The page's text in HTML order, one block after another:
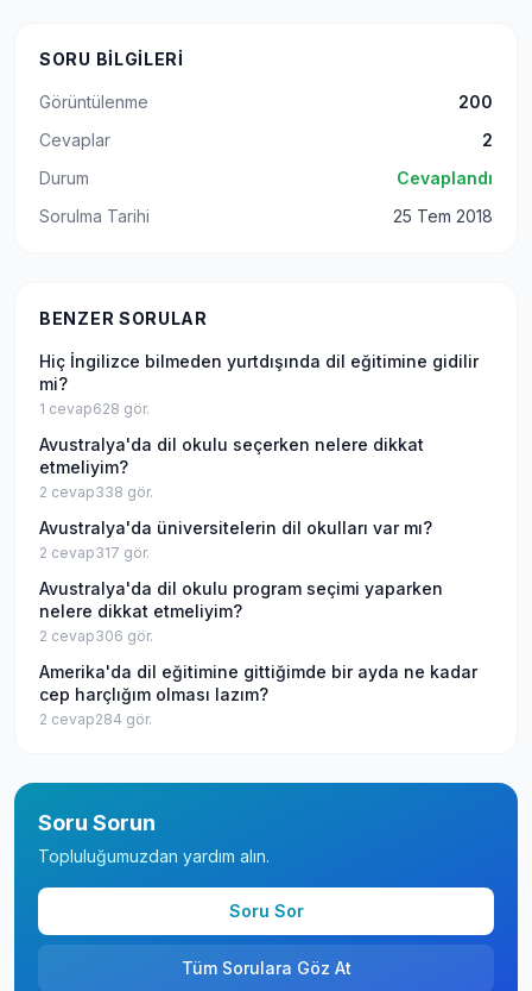
SORU BILGILERI
Görüntülenme
200
Cevaplar
2
Durum
Cevaplandı
Sorulma Tarihi
25 Tem 2018
BENZER SORULAR
Hiç İngilizce bilmeden yurtdışında dil eğitimine gidilir
mi?
1 cevap628 gör.
Avustralya'da dil okulu seçerken nelere dikkat
etmeliyim?
2 cevap338 gör.
Avustralya'da üniversitelerin dil okulları var mı?
2 cevap317 gör.
Avustralya'da dil okulu program seçimi yaparken
nelere dikkat etmeliyim?
2 cevap306 gör.
Amerika'da dil eğitimine gittiğimde bir ayda ne kadar
cep harçlığım olması lazım?
2 cevap284 gör.
Soru Sorun
Topluluğumuzdan yardım alın.
Soru Sor
Tüm Sorulara Göz At